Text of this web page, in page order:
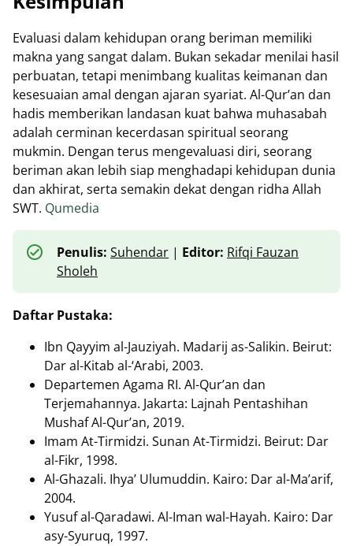
Evaluasi dalam kehidupan orang beriman memiliki
makna yang sangat dalam. Bukan sekadar menilai hasil
perbuatan, tetapi menimbang kualitas keimanan dan
kesesuaian amal dengan ajaran syariat. Al-Qur’an dan
hadis memberikan landasan kuat bahwa muhasabah
adalah cerminan kecerdasan spiritual seorang
mukmin. Dengan terus mengevaluasi diri, seorang
beriman akan lebih siap menghadapi kehidupan dunia
dan akhirat, serta semakin dekat dengan ridha Allah
SWT. Qumedia
Penulis: Suhendar | Editor: Rifqi Fauzan
Sholeh
Daftar Pustaka:
Ibn Qayyim al-Jauziyah. Madarij as-Salikin. Beirut:
Dar al-Kitab al-‘Arabi, 2003.
Departemen Agama RI. Al-Qur’an dan
Terjemahannya. Jakarta: Lajnah Pentashihan
Mushaf Al-Qur’an, 2019.
Imam At-Tirmidzi. Sunan At-Tirmidzi. Beirut: Dar
al-Fikr, 1998.
Al-Ghazali. Ihya’ Ulumuddin. Kairo: Dar al-Ma’arif,
2004.
Yusuf al-Qaradawi. Al-Iman wal-Hayah. Kairo: Dar
asy-Syuruq, 1997.